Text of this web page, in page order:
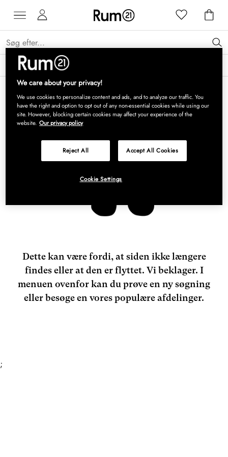
Få 15 % på Grythyttan Stålmöbler* →
Dette kan være fordi, at siden ikke længere
findes eller at den er flyttet. Vi beklager. I
menuen ovenfor kan du prøve en ny søgning
eller besøge en vores populære afdelinger.
;
We care about your privacy!
We use cookies to personalize content and ads, and to analyze our traffic. You
have the right and option to opt out of any non-essential cookies while using our
site. However, blocking certain cookies may affect your experience of the
website. Our privacy policy
Reject All Accept All Cookies
Cookie Settings